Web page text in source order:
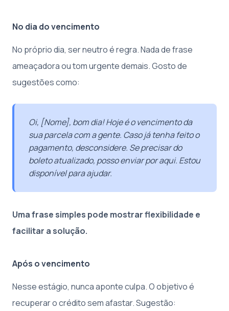
No dia do vencimento
No próprio dia, ser neutro é regra. Nada de frase
ameaçadora ou tom urgente demais. Gosto de
sugestões como:
Oi, [Nome], bom dia! Hoje é o vencimento da
sua parcela com a gente. Caso já tenha feito o
pagamento, desconsidere. Se precisar do
boleto atualizado, posso enviar por aqui. Estou
disponível para ajudar.
Uma frase simples pode mostrar flexibilidade e
facilitar a solução.
Após o vencimento
Nesse estágio, nunca aponte culpa. O objetivo é
recuperar o crédito sem afastar. Sugestão: